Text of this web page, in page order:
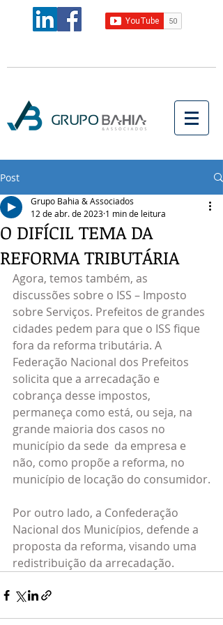
Post
O DIFÍCIL TEMA DA
REFORMA TRIBUTÁRIA
Grupo Bahia & Associados
12 de abr. de 2023 1 min de leitura
Agora, temos também, as
discussões sobre o ISS – Imposto
sobre Serviços. Prefeitos de grandes
cidades pedem para que o ISS fique
fora da reforma tributária. A
Federação Nacional dos Prefeitos
solicita que a arrecadação e
cobrança desse impostos,
permaneça como está, ou seja, na
grande maioria dos casos no
município da sede  da empresa e
não, como propõe a reforma, no
município de locação do consumidor.
Por outro lado, a Confederação
Nacional dos Municípios, defende a
proposta da reforma, visando uma
redistribuição da arrecadação.